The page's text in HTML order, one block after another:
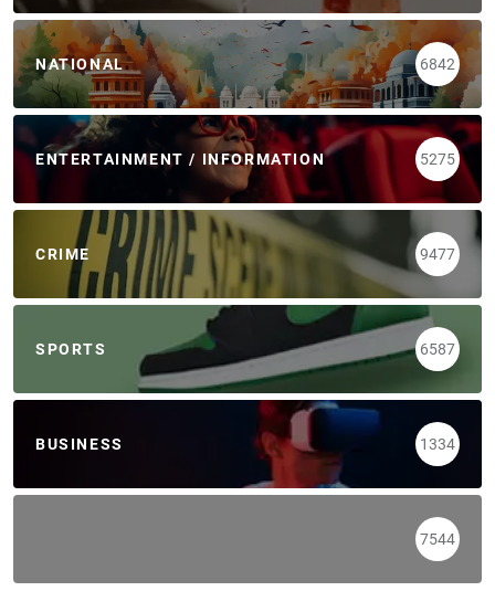
NATIONAL 6842
ENTERTAINMENT / INFORMATION 5275
CRIME 9477
SPORTS 6587
BUSINESS 1334
7544